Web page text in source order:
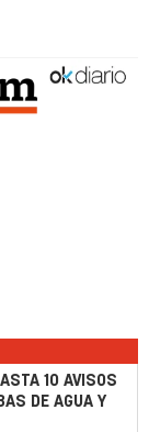
10 AVISOS
DE AGUA Y